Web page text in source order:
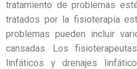
tratamiento de problemas
tratados por la fisioterapia
problemas pueden incluir
cansadas. Los
linfáticos y drenajes